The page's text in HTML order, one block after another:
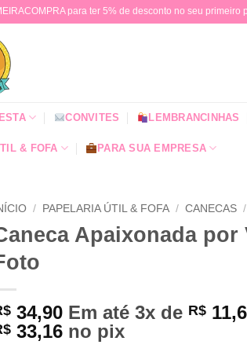
para ter 5% de desconto no seu primeiro
CONVITES LEMBRANCINHAS
& FOFA PARA SUA EMPRESA
/ PAPELARIA ÚTIL & FOFA / CANECAS /
Apaixonada por
34,90 Em até 3x de R$
33,16 no pix